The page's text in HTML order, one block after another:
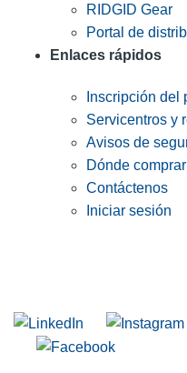
RIDGID Gear
Portal de
Enlaces rápidos
Inscripción del
Servicentros y
Avisos de
Dónde comprar
Contáctenos
Iniciar sesión